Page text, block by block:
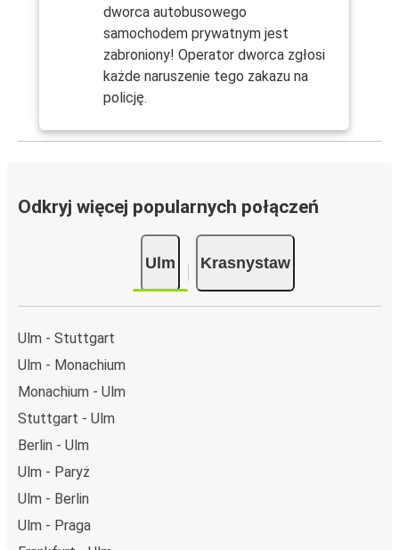
dworca autobusowego
samochodem prywatnym jest
zabroniony! Operator dworca zgłosi
każde naruszenie tego zakazu na
policję.
Odkryj więcej popularnych połączeń
Ulm Krasnystaw
Ulm - Stuttgart
Ulm - Monachium
Monachium - Ulm
Stuttgart - Ulm
Berlin - Ulm
Ulm - Paryż
Ulm - Berlin
Ulm - Praga